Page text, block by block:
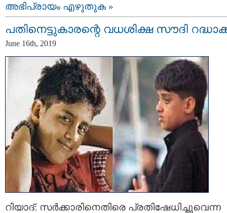
അഭിപ്രായം എഴുതുക »
പതിനെട്ടുകാരന്റെ വധശിക്ഷ സൗദി
June 16th, 2019
റിയാദ്: സര്‍ക്കാരിനെതിരെ പ്രതിഷേധിച്ചുവെന്ന